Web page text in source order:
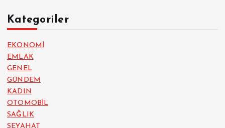
Kategoriler
EKONOMİ
EMLAK
GENEL
GÜNDEM
KADIN
OTOMOBİL
SAĞLIK
SEYAHAT